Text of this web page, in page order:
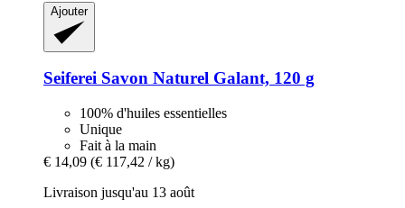
Ajouter
Seiferei Savon Naturel Galant, 120 g
100% d'huiles essentielles
Unique
Fait à la main
€ 14,09 (€ 117,42 / kg)
Livraison jusqu'au 13 août